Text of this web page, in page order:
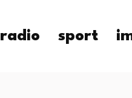
radio sport